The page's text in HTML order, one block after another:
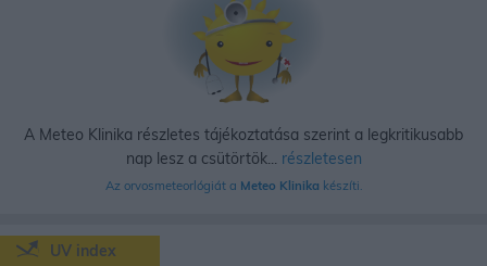
A Meteo Klinika részletes tájékoztatása szerint a legkritikusabb
nap lesz a csütörtök... részletesen
Az orvosmeteorlógiát a Meteo Klinika készíti.
UV index